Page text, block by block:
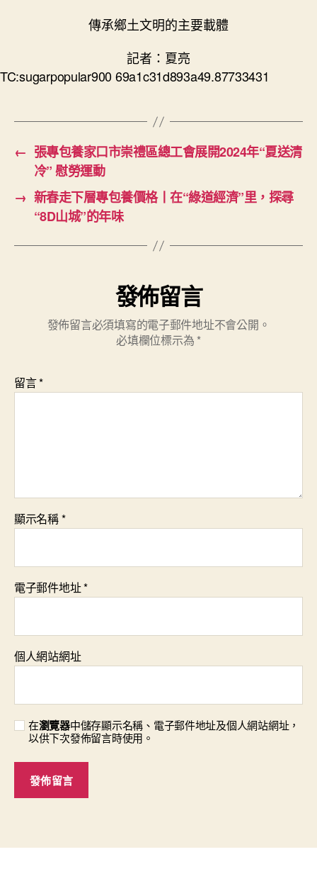
傳承鄉土文明的主要載體
記者：夏亮
TC:sugarpopular900 69a1c31d893a49.87733431
← 張專包養家口市崇禮區總工會展開2024年“夏送清
冷” 慰勞運動
→ 新春走下層專包養價格丨在“綠道經濟”里，探尋
“8D山城”的年味
發佈留言
發佈留言必須填寫的電子郵件地址不會公開。
必填欄位標示為 *
留言*
顯示名稱*
電子郵件地址*
個人網站網址
在瀏覽器中儲存顯示名稱、電子郵件地址及個人網站網址，
以供下次發佈留言時使用。